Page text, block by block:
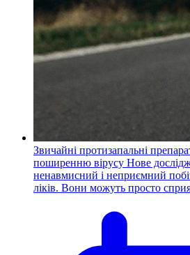
Звичайні протизапальні
поширенню вірусу Нове
ненавмисний і неприємний
ліків. Вони можуть просто